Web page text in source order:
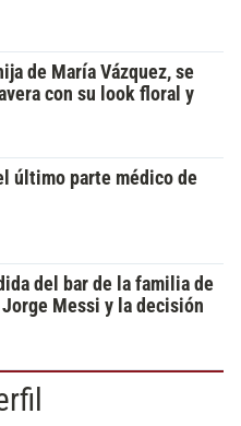
de María Vázquez, se
con su look floral y
último parte médico de
del bar de la familia de
Messi y la decisión